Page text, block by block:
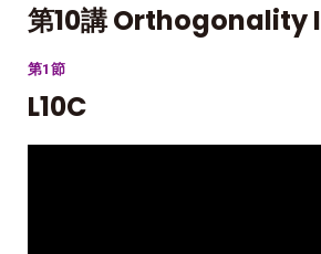
第10講 Orthogonality I
第1節
L10C